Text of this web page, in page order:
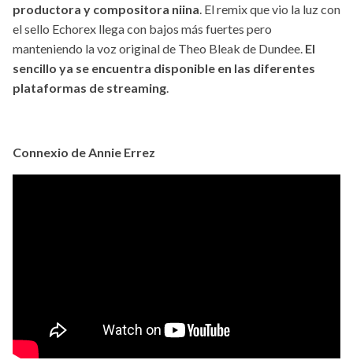
productora y compositora niina. El remix que vio la luz con
el sello Echorex llega con bajos más fuertes pero
manteniendo la voz original de Theo Bleak de Dundee. El
sencillo ya se encuentra disponible en las diferentes
plataformas de streaming.
Connexio de Annie Errez